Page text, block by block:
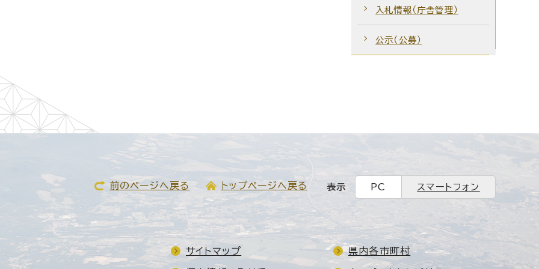
入札情報（庁舎管理）
公示（公募）
前のページへ戻る トップページへ戻る 表示 PC スマートフォン
サイトマップ 県内各市町村